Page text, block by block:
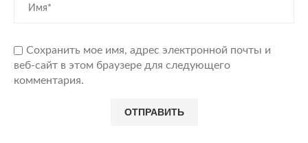
Сохранить мое имя, адрес электронной почты и
веб-сайт в этом браузере для следующего
комментария.